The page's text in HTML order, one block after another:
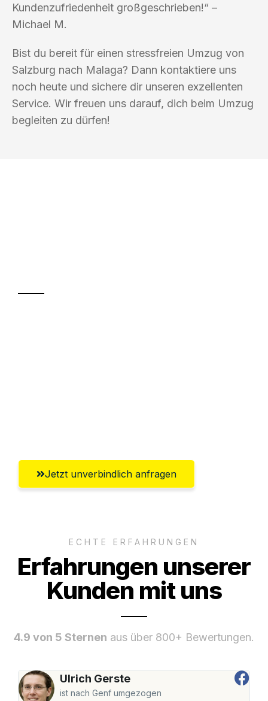
Kundenzufriedenheit großgeschrieben!“ –
Michael M.
Bist du bereit für einen stressfreien Umzug von
Salzburg nach Malaga? Dann kontaktiere uns
noch heute und sichere dir unseren exzellenten
Service. Wir freuen uns darauf, dich beim Umzug
begleiten zu dürfen!
Jetzt unverbindlich anfragen
ECHTE ERFAHRUNGEN
Erfahrungen unserer
Kunden mit uns
4.9 von 5 Sternen aus über 800+ Bewertungen.
Ulrich Gerste
ist nach Genf umgezogen